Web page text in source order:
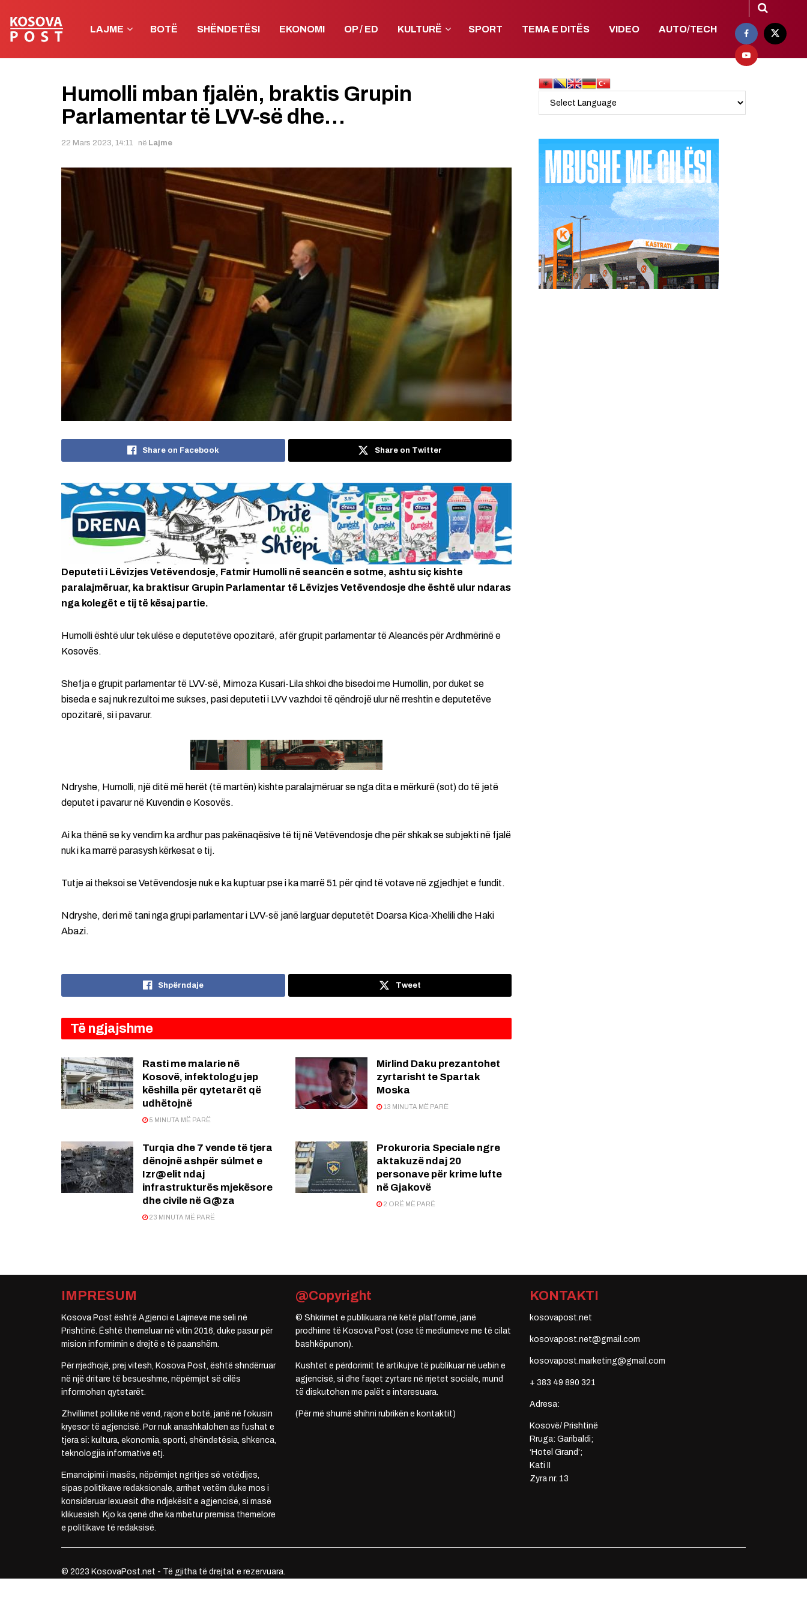
LAJME BOTË SHËNDETËSI EKONOMI OP / ED KULTURË SPORT TEMA E DITËS VIDEO AUTO/TECH
Humolli mban fjalën, braktis Grupin
Parlamentar të LVV-së dhe…
22 Mars 2023, 14:11 në Lajme
Share on Facebook Share on Twitter
Deputeti i Lëvizjes Vetëvendosje, Fatmir Humolli në seancën e sotme, ashtu siç kishte
paralajmëruar, ka braktisur Grupin Parlamentar të Lëvizjes Vetëvendosje dhe është ulur ndaras
nga kolegët e tij të kësaj partie.
Humolli është ulur tek ulëse e deputetëve opozitarë, afër grupit parlamentar të Aleancës për Ardhmërinë e
Kosovës.
Shefja e grupit parlamentar të LVV-së, Mimoza Kusari-Lila shkoi dhe bisedoi me Humollin, por duket se
biseda e saj nuk rezultoi me sukses, pasi deputeti i LVV vazhdoi të qëndrojë ulur në rreshtin e deputetëve
opozitarë, si i pavarur.
Ndryshe, Humolli, një ditë më herët (të martën) kishte paralajmëruar se nga dita e mërkurë (sot) do të jetë
deputet i pavarur në Kuvendin e Kosovës.
Ai ka thënë se ky vendim ka ardhur pas pakënaqësive të tij në Vetëvendosje dhe për shkak se subjekti në fjalë
nuk i ka marrë parasysh kërkesat e tij.
Tutje ai theksoi se Vetëvendosje nuk e ka kuptuar pse i ka marrë 51 për qind të votave në zgjedhjet e fundit.
Ndryshe, deri më tani nga grupi parlamentar i LVV-së janë larguar deputetët Doarsa Kica-Xhelili dhe Haki
Abazi.
Shpërndaje Tweet
Të ngjajshme
Rasti me malarie në
Kosovë, infektologu jep
këshilla për qytetarët që
udhëtojnë
5 MINUTA MË PARË
Mirlind Daku prezantohet
zyrtarisht te Spartak
Moska
13 MINUTA MË PARË
Turqia dhe 7 vende të tjera
dënojnë ashpër súlmet e
Izr@elit ndaj
infrastrukturës mjekësore
dhe civile në G@za
23 MINUTA MË PARË
Prokuroria Speciale ngre
aktakuzë ndaj 20
personave për krime lufte
në Gjakovë
2 ORË MË PARË
IMPRESUM
Kosova Post është Agjenci e Lajmeve me seli në
Prishtinë. Është themeluar në vitin 2016, duke pasur për
mision informimin e drejtë e të paanshëm.
Për rrjedhojë, prej vitesh, Kosova Post, është shndërruar
në një dritare të besueshme, nëpërmjet së cilës
informohen qytetarët.
Zhvillimet politike në vend, rajon e botë, janë në fokusin
kryesor të agjencisë. Por nuk anashkalohen as fushat e
tjera si: kultura, ekonomia, sporti, shëndetësia, shkenca,
teknologjia informative etj.
Emancipimi i masës, nëpërmjet ngritjes së vetëdijes,
sipas politikave redaksionale, arrihet vetëm duke mos i
konsideruar lexuesit dhe ndjekësit e agjencisë, si masë
klikuesish. Kjo ka qenë dhe ka mbetur premisa themelore
e politikave të redaksisë.
@Copyright
© Shkrimet e publikuara në këtë platformë, janë
prodhime të Kosova Post (ose të mediumeve me të cilat
bashkëpunon).
Kushtet e përdorimit të artikujve të publikuar në uebin e
agjencisë, si dhe faqet zyrtare në rrjetet sociale, mund
të diskutohen me palët e interesuara.
(Për më shumë shihni rubrikën e kontaktit)
KONTAKTI
kosovapost.net
kosovapost.net@gmail.com
kosovapost.marketing@gmail.com
+ 383 49 890 321
Adresa:
Kosovë/ Prishtinë
Rruga: Garibaldi;
‘Hotel Grand’;
Kati II
Zyra nr. 13
© 2023 KosovaPost.net - Të gjitha të drejtat e rezervuara.